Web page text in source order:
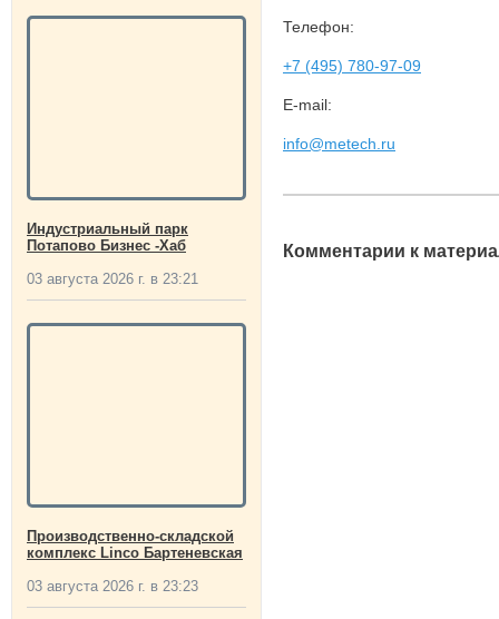
Индустриальный парк
Потапово Бизнес -Хаб
03 августа 2026 г. в 23:21
Производственно-складской
комплекс Linco Бартеневская
03 августа 2026 г. в 23:23
Телефон:
+7 (495) 780-97-09
E-mail:
info@metech.ru
Комментарии к